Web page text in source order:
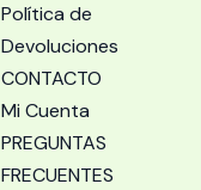
Política de
Devoluciones
CONTACTO
Mi Cuenta
PREGUNTAS
FRECUENTES